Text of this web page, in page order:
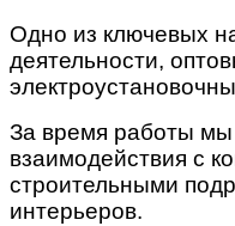
Одно из ключевых
деятельности,
За время работы мы
взаимодействия с
строительными
интерьеров.